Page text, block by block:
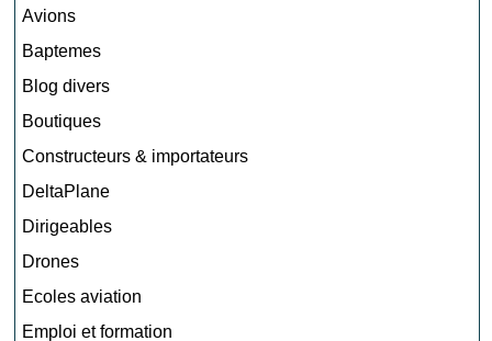
Avions
Baptemes
Blog divers
Boutiques
Constructeurs & importateurs
DeltaPlane
Dirigeables
Drones
Ecoles aviation
Emploi et formation